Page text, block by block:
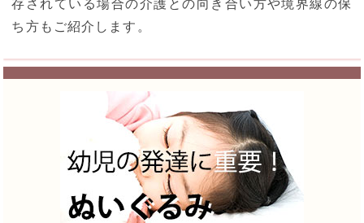
存されている場合の介護との向き合い方や境界線の保
ち方もご紹介します。